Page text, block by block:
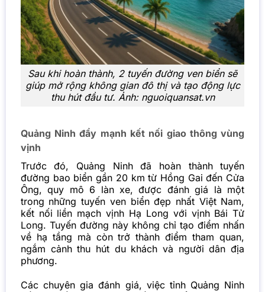
Sau khi hoàn thành, 2 tuyến đường ven biển sẽ
giúp mở rộng không gian đô thị và tạo động lực
thu hút đầu tư. Ảnh: nguoiquansat.vn
Quảng Ninh đẩy mạnh kết nối giao thông vùng
vịnh
Trước đó, Quảng Ninh đã hoàn thành tuyến
đường bao biển gần 20 km từ Hồng Gai đến Cửa
Ông, quy mô 6 làn xe, được đánh giá là một
trong những tuyến ven biển đẹp nhất Việt Nam,
kết nối liền mạch vịnh Hạ Long với vịnh Bái Tử
Long. Tuyến đường này không chỉ tạo điểm nhấn
về hạ tầng mà còn trở thành điểm tham quan,
ngắm cảnh thu hút du khách và người dân địa
phương.
Các chuyên gia đánh giá, việc tỉnh Quảng Ninh